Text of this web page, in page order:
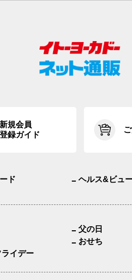
新規会員
登録ガイド
ド ヘルス&ビュ
父の日
おせち
イデー